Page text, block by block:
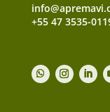
+55 47 3535-